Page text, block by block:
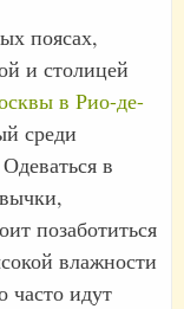
поясах,
и столицей
в Рио-де-
среди
в
позаботиться
влажности
часто идут